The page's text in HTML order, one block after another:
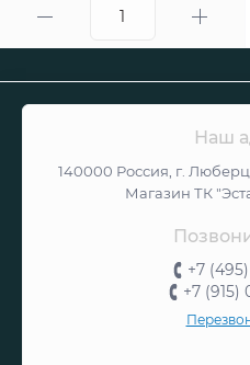
Наш
140000 Россия, г.
Магазин ТК
+7 (495)
+7 (915)